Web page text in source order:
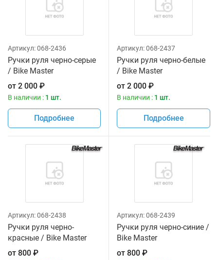
Артикул:068-2436
Ручки руля черно-серые
/ Bike Master
от 2 000 ₽
В наличии : 1 шт.
Подробнее
Артикул:068-2437
Ручки руля черно-белые
/ Bike Master
от 2 000 ₽
В наличии : 1 шт.
Подробнее
Артикул:068-2438
Ручки руля черно-
красные / Bike Master
от 800 ₽
Артикул:068-2439
Ручки руля черно-синие /
Bike Master
от 800 ₽